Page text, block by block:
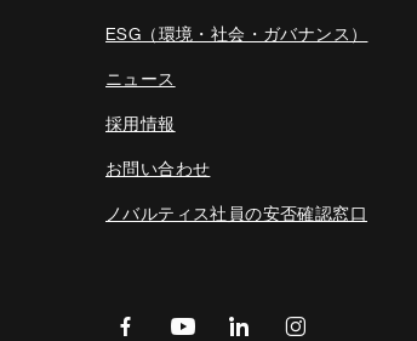
ESG（環境・社会・ガバナンス）
ニュース
採用情報
お問い合わせ
ノバルティス社員の安否確認窓口